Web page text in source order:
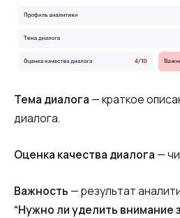
Тема диалога —краткое
диалога.
Оценка качества диалога —
Важность — результат
“Нужно ли уделить внимание